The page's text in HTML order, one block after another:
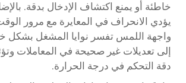
خاطئة أو يمنع اكتشاف الإدخال بدقة.
يؤدي الانحراف في المعايرة مع مرور
واجهة اللمس تفسر نوايا المشغل بشكل
إلى تعديلات غير صحيحة في المعاملات
دقة التحكم في درجة الحرارة.